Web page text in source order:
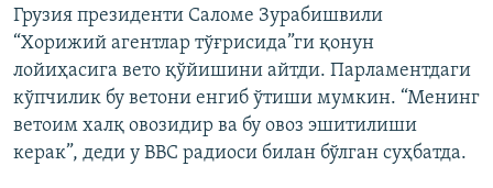
Грузия президенти Саломе Зурабишвили
“Хорижий агентлар тўғрисида”ги қонун
лойиҳасига вето қўйишини айтди. Парламентдаги
кўпчилик бу ветони енгиб ўтиши мумкин. “Менинг
ветоим халқ овозидир ва бу овоз эшитилиши
керак”, деди у BBC радиоси билан бўлган суҳбатда.